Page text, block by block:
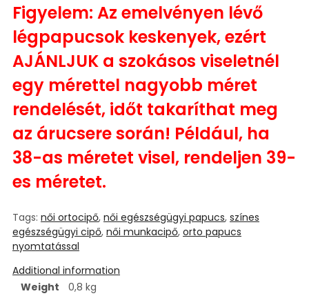
Figyelem: Az emelvényen lévő
légpapucsok keskenyek, ezért
AJÁNLJUK a szokásos viseletnél
egy mérettel nagyobb méret
rendelését, időt takaríthat meg
az árucsere során! Például, ha
38-as méretet visel, rendeljen 39-
es méretet.
Tags: női ortocipő, női egészségügyi papucs, színes
egészségügyi cipő, női munkacipő, orto papucs
nyomtatással
Additional information
Weight
0,8 kg